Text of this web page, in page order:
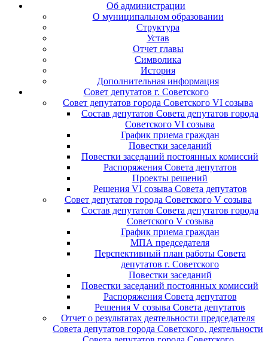
Об администрации
О муниципальном образовании
Структура
Устав
Отчет главы
Символика
История
Дополнительная информация
Совет депутатов г. Советского
Совет депутатов города Советского VI созыва
Состав депутатов Совета депутатов города
Советского VI созыва
График приема граждан
Повестки заседаний
Повестки заседаний постоянных комиссий
Распоряжения Совета депутатов
Проекты решений
Решения VI созыва Совета депутатов
Совет депутатов города Советского V созыва
Состав депутатов Совета депутатов города
Советского V созыва
График приема граждан
МПА председателя
Перспективный план работы Совета
депутатов г. Советского
Повестки заседаний
Повестки заседаний постоянных комиссий
Распоряжения Совета депутатов
Решения V созыва Совета депутатов
Отчет о результатах деятельности председателя
Совета депутатов города Советского, деятельности